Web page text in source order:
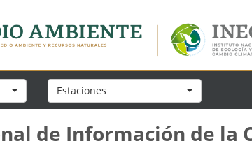
Estaciones
de Información de la